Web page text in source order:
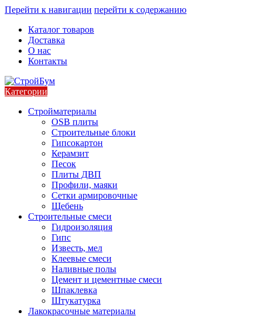
Перейти к навигации перейти к содержанию
Каталог товаров
Доставка
О нас
Контакты
Категории
Стройматериалы
OSB плиты
Строительные блоки
Гипсокартон
Керамзит
Песок
Плиты ДВП
Профили, маяки
Сетки армировочные
Щебень
Строительные смеси
Гидроизоляция
Гипс
Известь, мел
Клеевые смеси
Наливные полы
Цемент и цементные смеси
Шпаклевка
Штукатурка
Лакокрасочные материалы